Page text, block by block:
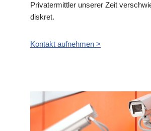
Privatermittler unserer Zeit
diskret.
Kontakt aufnehmen >